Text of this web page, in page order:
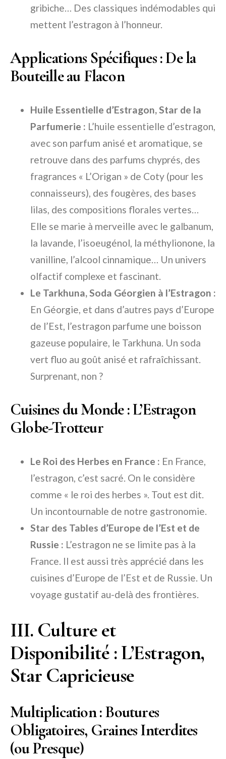
gribiche… Des classiques indémodables qui
mettent l’estragon à l’honneur.
Applications Spécifiques : De la
Bouteille au Flacon
Huile Essentielle d’Estragon, Star de la
Parfumerie : L’huile essentielle d’estragon,
avec son parfum anisé et aromatique, se
retrouve dans des parfums chyprés, des
fragrances « L’Origan » de Coty (pour les
connaisseurs), des fougères, des bases
lilas, des compositions florales vertes…
Elle se marie à merveille avec le galbanum,
la lavande, l’isoeugénol, la méthylionone, la
vanilline, l’alcool cinnamique… Un univers
olfactif complexe et fascinant.
Le Tarkhuna, Soda Géorgien à l’Estragon :
En Géorgie, et dans d’autres pays d’Europe
de l’Est, l’estragon parfume une boisson
gazeuse populaire, le Tarkhuna. Un soda
vert fluo au goût anisé et rafraîchissant.
Surprenant, non ?
Cuisines du Monde : L’Estragon
Globe-Trotteur
Le Roi des Herbes en France : En France,
l’estragon, c’est sacré. On le considère
comme « le roi des herbes ». Tout est dit.
Un incontournable de notre gastronomie.
Star des Tables d’Europe de l’Est et de
Russie : L’estragon ne se limite pas à la
France. Il est aussi très apprécié dans les
cuisines d’Europe de l’Est et de Russie. Un
voyage gustatif au-delà des frontières.
III. Culture et
Disponibilité : L’Estragon,
Star Capricieuse
Multiplication : Boutures
Obligatoires, Graines Interdites
(ou Presque)